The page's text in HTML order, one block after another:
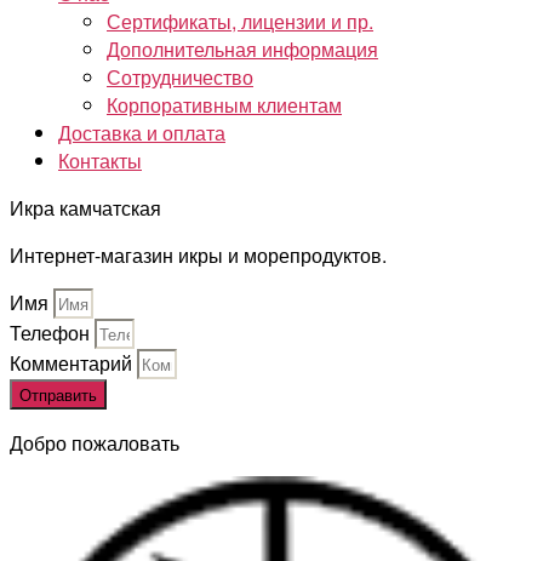
Сертификаты, лицензии и пр.
Дополнительная информация
Сотрудничество
Корпоративным клиентам
Доставка и оплата
Контакты
Икра камчатская
Интернет-магазин икры и морепродуктов.
Имя
Телефон
Комментарий
Отправить
Добро пожаловать